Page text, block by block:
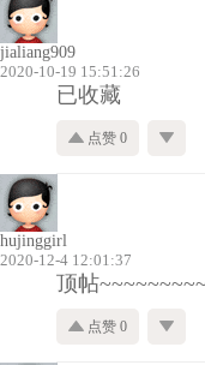
jialiang909
2020-10-19 15:51:26
已收藏
点赞 0
hujinggirl
2020-12-4 12:01:37
顶帖
点赞 0